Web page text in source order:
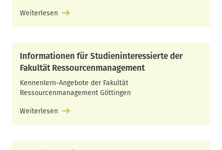
Weiterlesen
Informationen für Studieninteressierte der
Fakultät Ressourcenmanagement
Kennenlern-Angebote der Fakultät
Ressourcenmanagement Göttingen
Weiterlesen